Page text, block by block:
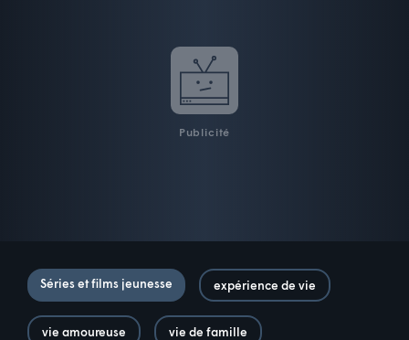
Publicité
Séries et films jeunesse expérience de vie
vie amoureuse vie de famille